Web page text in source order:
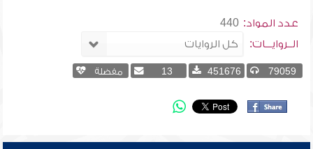
عدد المواد: 440
الــروايـــات:
79059
451676
13 مفضلة